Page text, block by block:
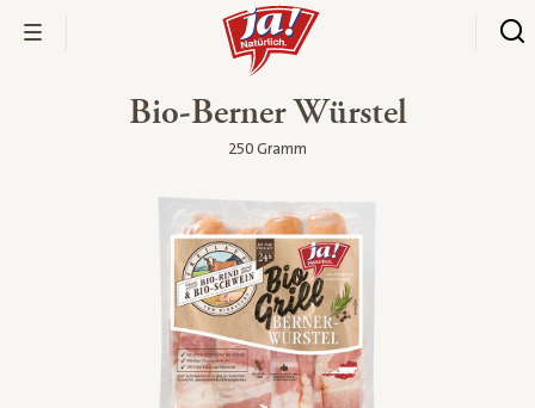
Bio-Berner Würstel
250 Gramm